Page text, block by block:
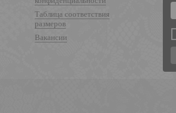
Таблица соответствия
размеров
Вакансии